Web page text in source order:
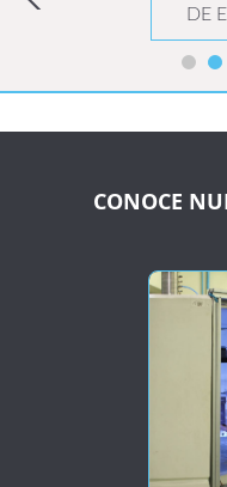
DE
CONOCE